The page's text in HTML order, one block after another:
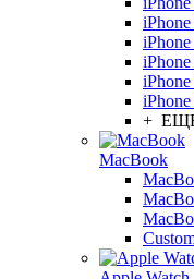
+
MacBook